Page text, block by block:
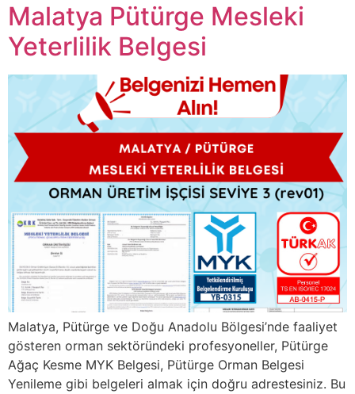
Malatya Pütürge Mesleki
Yeterlilik Belgesi
Malatya, Pütürge ve Doğu Anadolu Bölgesi’nde faaliyet
gösteren orman sektöründeki profesyoneller, Pütürge
Ağaç Kesme MYK Belgesi, Pütürge Orman Belgesi
Yenileme gibi belgeleri almak için doğru adrestesiniz. Bu